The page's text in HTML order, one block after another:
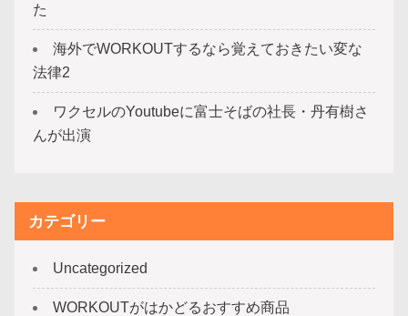
た
海外でWORKOUTするなら覚えておきたい変な
法律2
ワクセルのYoutubeに富士そばの社長・丹有樹さ
んが出演
カテゴリー
Uncategorized
WORKOUTがはかどるおすすめ商品